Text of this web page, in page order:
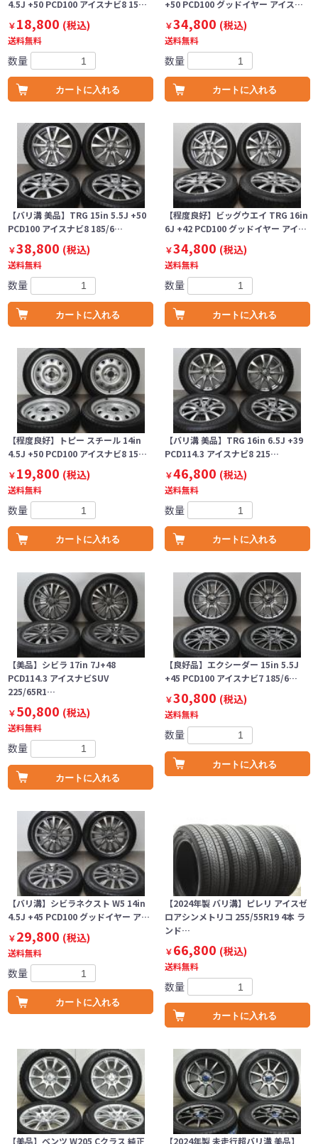
4.5J +50 PCD100 アイスナビ8 15…
￥18,800 (税込)
送料無料
数量
カートに入れる
+50 PCD100 グッドイヤー アイス…
￥34,800 (税込)
送料無料
数量
カートに入れる
【バリ溝 美品】TRG 15in 5.5J +50
PCD100 アイスナビ8 185/6…
￥38,800 (税込)
送料無料
数量
カートに入れる
【程度良好】ビッグウエイ TRG 16in
6J +42 PCD100 グッドイヤー アイ…
￥34,800 (税込)
送料無料
数量
カートに入れる
【程度良好】トピー スチール 14in
4.5J +50 PCD100 アイスナビ8 15…
￥19,800 (税込)
送料無料
数量
カートに入れる
【バリ溝 美品】TRG 16in 6.5J +39
PCD114.3 アイスナビ8 215…
￥46,800 (税込)
送料無料
数量
カートに入れる
【美品】シビラ 17in 7J+48
PCD114.3 アイスナビSUV
225/65R1…
￥50,800 (税込)
送料無料
数量
カートに入れる
【良好品】エクシーダー 15in 5.5J
+45 PCD100 アイスナビ7 185/6…
￥30,800 (税込)
送料無料
数量
カートに入れる
【バリ溝】シビラネクスト W5 14in
4.5J +45 PCD100 グッドイヤー ア…
￥29,800 (税込)
送料無料
数量
カートに入れる
【2024年製 バリ溝】ピレリ アイスゼ
ロアシンメトリコ 255/55R19 4本 ラ
ンド…
￥66,800 (税込)
送料無料
数量
カートに入れる
【美品】ベンツ W205 Cクラス 純正 【2024年製 未走行超バリ溝 美品】